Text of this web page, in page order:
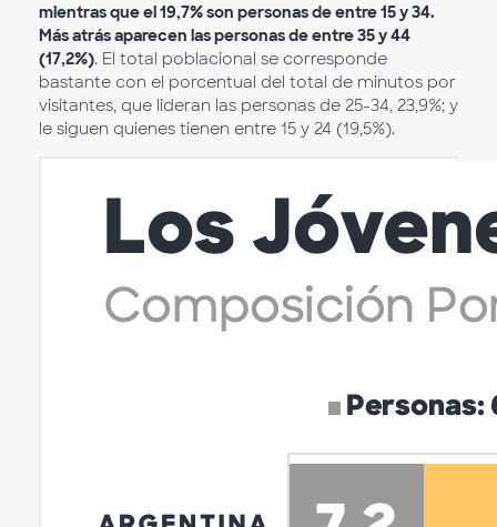
mientras que el 19,7% son personas de entre 15 y 34.
Más atrás aparecen las personas de entre 35 y 44
(17,2%). El total poblacional se corresponde
bastante con el porcentual del total de minutos por
visitantes, que lideran las personas de 25-34, 23,9%; y
le siguen quienes tienen entre 15 y 24 (19,5%).